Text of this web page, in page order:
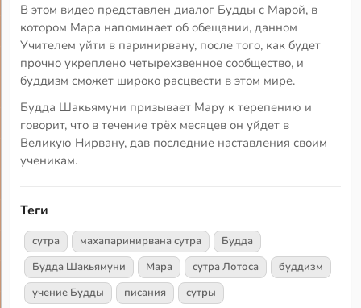
В этом видео представлен диалог Будды с Марой, в
котором Мара напоминает об обещании, данном
Учителем уйти в паринирвану, после того, как будет
прочно укреплено четырехзвенное сообщество, и
буддизм сможет широко расцвести в этом мире.
Будда Шакьямуни призывает Мару к терепению и
говорит, что в течение трёх месяцев он уйдет в
Великую Нирвану, дав последние наставления своим
ученикам.
Теги
сутра махапаринирвана сутра
Будда
Будда Шакьямуни
Мара сутра Лотоса
буддизм
учение Будды
писания
сутры